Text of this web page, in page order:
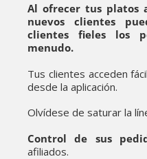
Al ofrecer tus platos
nuevos clientes
clientes fieles los
menudo.
Tus clientes acceden
desde la aplicación.
Olvídese de saturar la
Control de sus
afiliados.